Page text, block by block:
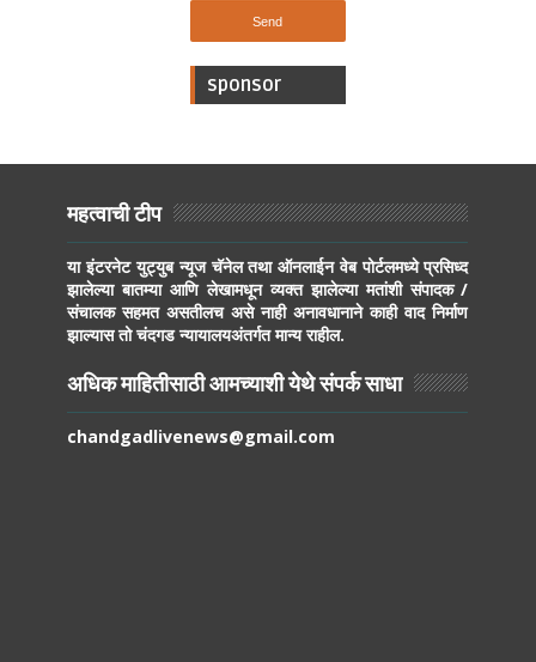
sponsor
महत्वाची टीप
या इंटरनेट युट्युब न्यूज चॅनेल तथा ऑनलाईन वेब पोर्टलमध्ये प्रसिध्द
झालेल्या बातम्या आणि लेखामधून व्यक्त झालेल्या मतांशी संपादक /
संचालक सहमत असतीलच असे नाही अनावधानाने काही वाद निर्माण
झाल्यास तो चंदगड न्यायालयअंतर्गत मान्य राहील.
अधिक माहितीसाठी आमच्याशी येथे संपर्क साधा
chandgadlivenews@gmail.com